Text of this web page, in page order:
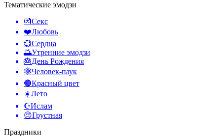
Тематические эмодзи
💏Секс
❤️Любовь
💞Сердца
🌅Утренние эмодзи
🎂День Рождения
🕸️Человек-паук
🔴Красный цвет
☀️Лето
☪️Ислам
😔Грустная
Праздники